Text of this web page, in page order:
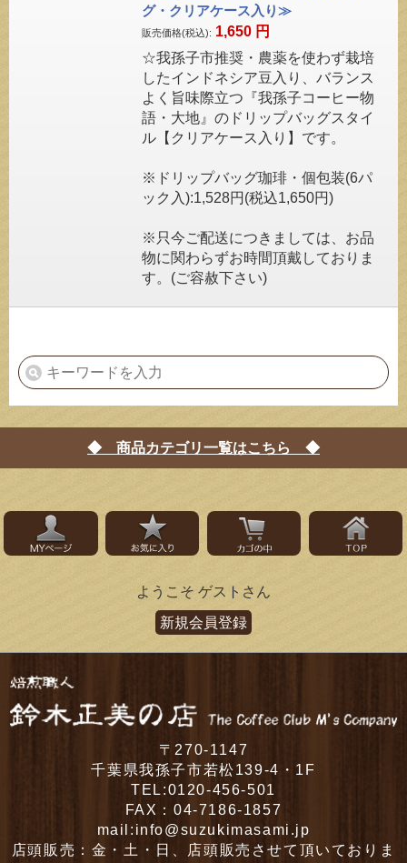
グ・クリアケース入り≫
販売価格(税込): 1,650 円
☆我孫子市推奨・農薬を使わず栽培
したインドネシア豆入り、バランス
よく旨味際立つ『我孫子コーヒー物
語・大地』のドリップバッグスタイ
ル【クリアケース入り】です。
※ドリップバッグ珈琲・個包装(6パ
ック入):1,528円(税込1,650円)
※只今ご配送につきましては、お品
物に関わらずお時間頂戴しておりま
す。(ご容赦下さい)
◆ 商品カテゴリ一覧はこちら ◆
ようこそ ゲストさん
新規会員登録
〒270-1147
千葉県我孫子市若松139-4・1F
TEL:0120-456-501
FAX：04-7186-1857
mail:info@suzukimasami.jp
店頭販売：金・土・日、店頭販売させて頂いておりま